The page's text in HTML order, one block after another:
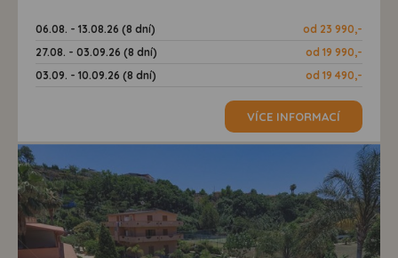
06.08. - 13.08.26 (8 dní)
od 23 990,-
27.08. - 03.09.26 (8 dní)
od 19 990,-
03.09. - 10.09.26 (8 dní)
od 19 490,-
VÍCE INFORMACÍ